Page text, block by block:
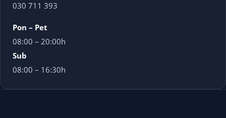
030 711 393
Pon – Pet
08:00 – 20:00h
Sub
08:00 – 16:30h